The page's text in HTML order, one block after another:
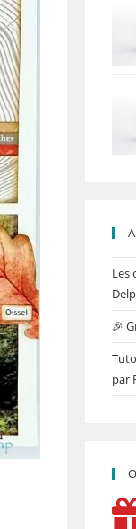
Les
🎉
par